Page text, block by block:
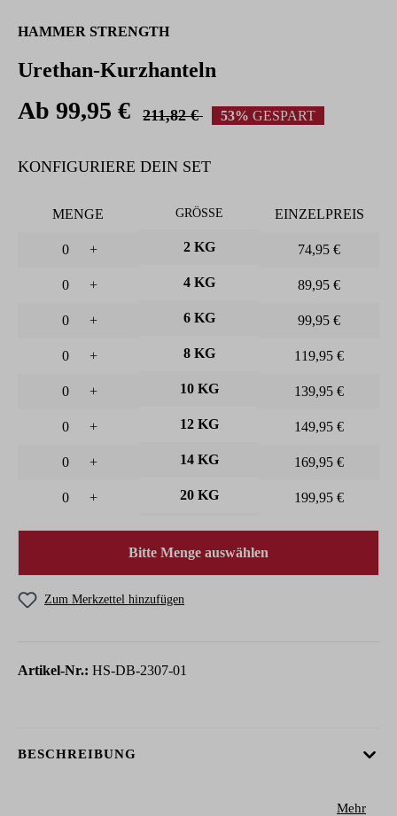
HAMMER STRENGTH
Urethan-Kurzhanteln
Ab 99,95 € 211,82 € 53% GESPART
KONFIGURIERE DEIN SET
MENGE
+
+
+
+
+
+
+
+
EINZELPREIS
74,95 €
89,95 €
99,95 €
119,95 €
139,95 €
149,95 €
169,95 €
199,95 €
GRÖSSE
2 KG
4 KG
6 KG
8 KG
10 KG
12 KG
14 KG
20 KG
Bitte Menge auswählen
Zum Merkzettel hinzufügen
Artikel-Nr.: HS-DB-2307-01
BESCHREIBUNG
Mehr